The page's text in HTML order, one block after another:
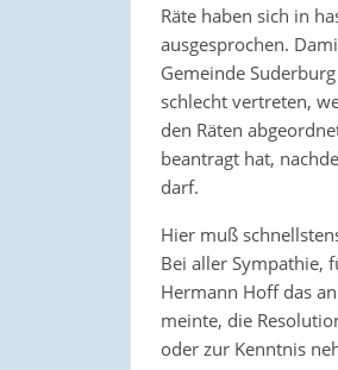
Räte haben sich in
ausgesprochen.
Gemeinde
schlecht vertreten,
den Räten
beantragt hat,
darf.
Hier muß
Bei aller Sympathie,
Hermann Hoff das
meinte, die
oder zur Kenntnis